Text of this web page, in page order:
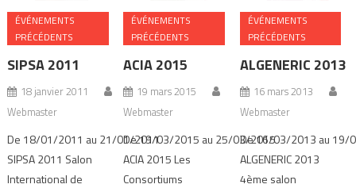
ÉVÉNEMENTS
PRÉCÉDENTS
SIPSA 2011
18 janvier 2011
Webmaster
De 18/01/2011 au 21/01/2011
SIPSA 2011 Salon
International de
ÉVÉNEMENTS
PRÉCÉDENTS
ACIA 2015
19 mars 2015
Webmaster
De 19/03/2015 au 25/03/2015
ACIA 2015 Les
Consortiums
ÉVÉNEMENTS
PRÉCÉDENTS
ALGENERIC 2013
16 mars 2013
Webmaster
De 16/03/2013 au 19/
ALGENERIC 2013
4ème salon